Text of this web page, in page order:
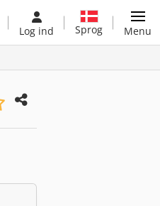
Log ind Sprog Menu